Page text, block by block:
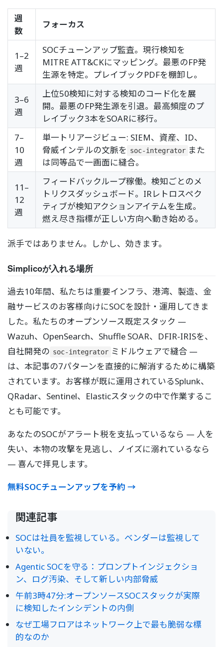
週
数
フォーカス
1–2
週
SOCチューンアップ監査。現行検知を
MITRE ATT&CKにマッピング。最悪のFP発
生源を特定。プレイブックPDFを棚卸し。
3–6
週
上位50検知に対する検知のコード化を展
開。最悪のFP発生源を引退。最高頻度のプ
レイブック3本をSOARに移行。
7–
10
週
単一トリアージビュー: SIEM、資産、ID、
脅威インテルの文脈を soc-integrator また
は同等品で一画面に縫合。
11–
12
週
フィードバックループ稼働。検知ごとのメ
トリクスダッシュボード。IRレトロスペク
ティブが検知アクションアイテムを生成。
燃え尽き指標が正しい方向へ動き始める。
派手ではありません。しかし、効きます。
Simplicoが入れる場所
過去10年間、私たちは重要インフラ、港湾、製造、金
融サービスのお客様向けにSOCを設計・運用してきま
した。私たちのオープンソース既定スタック —
Wazuh、OpenSearch、Shuffle SOAR、DFIR-IRISを、
自社開発の soc-integrator ミドルウェアで縫合 —
は、本記事の7パターンを直接的に解消するために構築
されています。お客様が既に運用されているSplunk、
QRadar、Sentinel、Elasticスタックの中で作業するこ
とも可能です。
あなたのSOCがアラート税を支払っているなら — 人を
失い、本物の攻撃を見逃し、ノイズに溺れているなら
— 喜んで拝見します。
無料SOCチューンアップを予約 →
関連記事
SOCは社員を監視している。ベンダーは監視して
いない。
Agentic SOCを守る：プロンプトインジェクショ
ン、ログ汚染、そして新しい内部脅威
午前3時47分:オープンソースSOCスタックが実際
に検知したインシデントの内側
なぜ工場フロアはネットワーク上で最も脆弱な標
的なのか